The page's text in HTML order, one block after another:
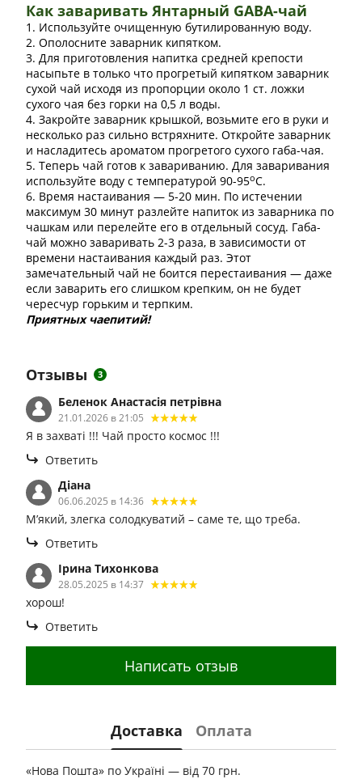
Как заваривать Янтарный GABA-чай
1. Используйте очищенную бутилированную воду.
2. Ополосните заварник кипятком.
3. Для приготовления напитка средней крепости
насыпьте в только что прогретый кипятком заварник
сухой чай исходя из пропорции около 1 ст. ложки
сухого чая без горки на 0,5 л воды.
4. Закройте заварник крышкой, возьмите его в руки и
несколько раз сильно встряхните. Откройте заварник
и насладитесь ароматом прогретого сухого габа-чая.
5. Теперь чай готов к завариванию. Для заваривания
используйте воду с температурой 90-95оС.
6. Время настаивания — 5-20 мин. По истечении
максимум 30 минут разлейте напиток из заварника по
чашкам или перелейте его в отдельный сосуд. Габа-
чай можно заваривать 2-3 раза, в зависимости от
времени настаивания каждый раз. Этот
замечательный чай не боится перестаивания — даже
если заварить его слишком крепким, он не будет
чересчур горьким и терпким.
Приятных чаепитий!
Отзывы 3
Беленок Анастасія петрівна
21.01.2026 в 21:05
Я в захваті !!! Чай просто космос !!!
Ответить
Діана
06.06.2025 в 14:36
М’який, злегка солодкуватий – саме те, що треба.
Ответить
Ірина Тихонкова
28.05.2025 в 14:37
хорош!
Ответить
Написать отзыв
Доставка Оплата
«Нова Пошта» по Україні — від 70 грн.